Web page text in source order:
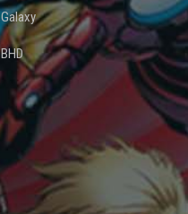
Galaxy
BHD